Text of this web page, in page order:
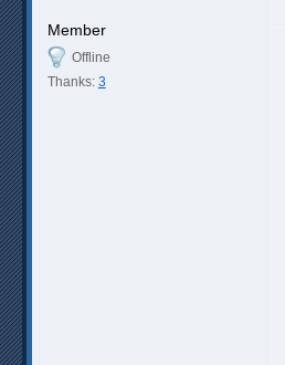
Member
Offline
Thanks: 3